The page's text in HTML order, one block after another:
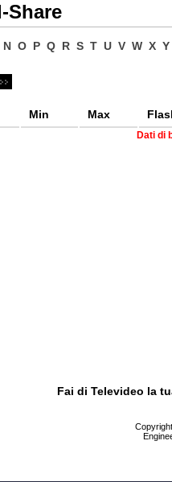
Share
N O P Q R S T U V W X Y
Min Max
Dati di
Fai di Televideo la